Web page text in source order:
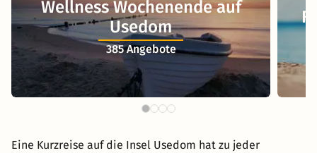
Wellness Wochenende auf
Usedom
385 Angebote
Eine Kurzreise auf die Insel Usedom hat zu jeder